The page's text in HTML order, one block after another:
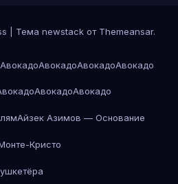
Тема newstack от Themeansar.
АвокадоАвокадоАвокадоАвокадо
АвокадоАвокадо
Айзек Азимов — Основание
Кристо